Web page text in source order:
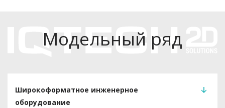
Модельный ряд
Широкоформатное инженерное
оборудование